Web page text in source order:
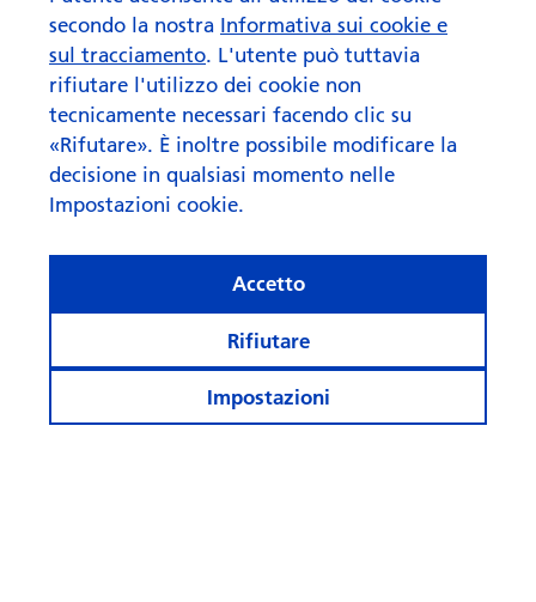
Cosa fa rima con “AI” quando
si parla di investi­menti?
secondo la nostra Informativa sui cookie e
sul tracciamento. L'utente può tuttavia
rifiutare l'utilizzo dei cookie non
tecnicamente necessari facendo clic su
«Rifutare». È inoltre possibile modificare la
decisione in qualsiasi momento nelle
Impostazioni cookie.
Impostazioni
Rifiutare
Accetto